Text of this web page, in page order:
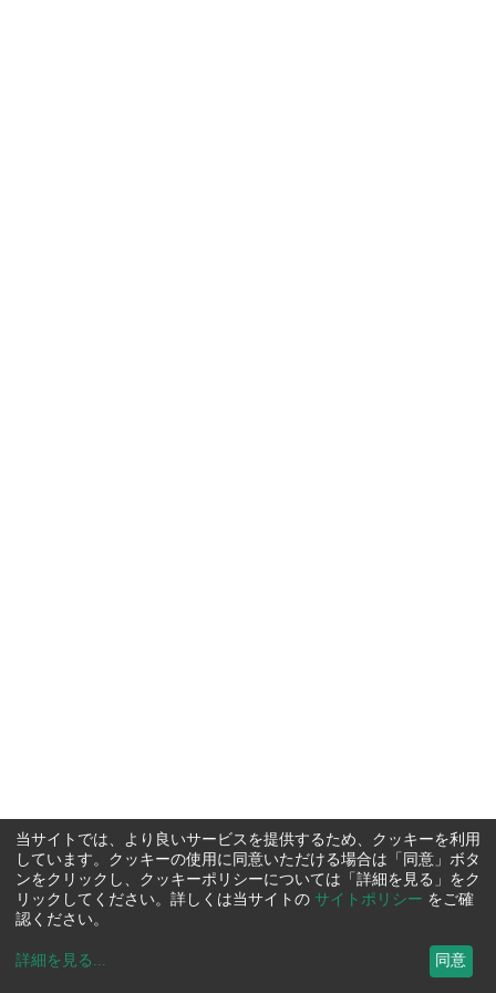
当サイトでは、より良いサービスを提供するため、クッキーを利用
しています。クッキーの使用に同意いただける場合は「同意」ボタ
ンをクリックし、クッキーポリシーについては「詳細を見る」をク
リックしてください。詳しくは当サイトの サイトポリシー をご確
認ください。
詳細を見る ... 同意